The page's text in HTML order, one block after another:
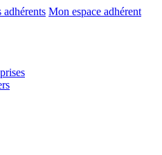
adhérents Mon espace adhérent